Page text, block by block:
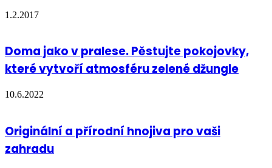
1.2.2017
Doma jako v pralese. Pěstujte pokojovky,
které vytvoří atmosféru zelené džungle
10.6.2022
Originální a přírodní hnojiva pro vaši
zahradu